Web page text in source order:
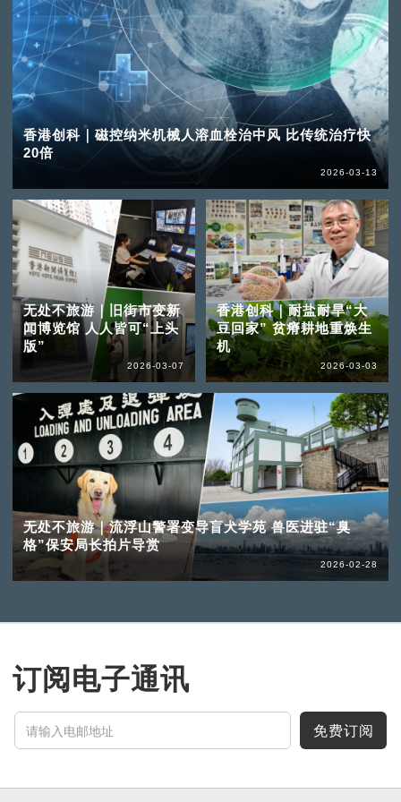
香港创科｜磁控纳米机械人溶血栓治中风 比传统治疗快
20倍
2026-03-13
无处不旅游｜旧街市变新
闻博览馆 人人皆可“上头
版”
2026-03-07
香港创科｜耐盐耐旱“大
豆回家” 贫瘠耕地重焕生
机
2026-03-03
无处不旅游｜流浮山警署变导盲犬学苑 兽医进驻“臭
格”保安局长拍片导赏
2026-02-28
订阅电子通讯
免费订阅